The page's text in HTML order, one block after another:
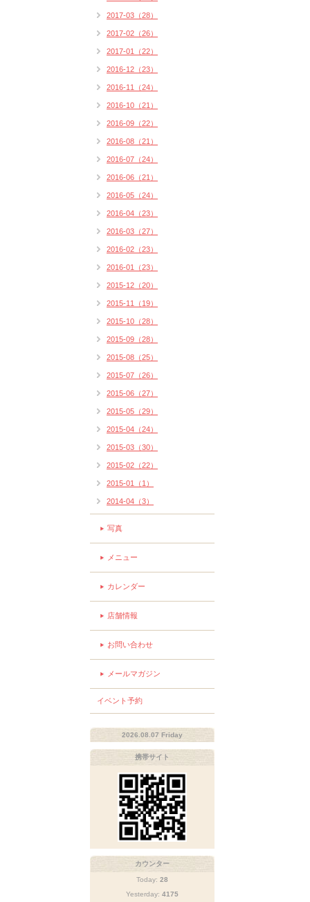
2017-03（28）
2017-02（26）
2017-01（22）
2016-12（23）
2016-11（24）
2016-10（21）
2016-09（22）
2016-08（21）
2016-07（24）
2016-06（21）
2016-05（24）
2016-04（23）
2016-03（27）
2016-02（23）
2016-01（23）
2015-12（20）
2015-11（19）
2015-10（28）
2015-09（28）
2015-08（25）
2015-07（26）
2015-06（27）
2015-05（29）
2015-04（24）
2015-03（30）
2015-02（22）
2015-01（1）
2014-04（3）
写真
メニュー
カレンダー
店舗情報
お問い合わせ
メールマガジン
イベント予約
2026.08.07 Friday
携帯サイト
カウンター
Today: 28
Yesterday: 4175